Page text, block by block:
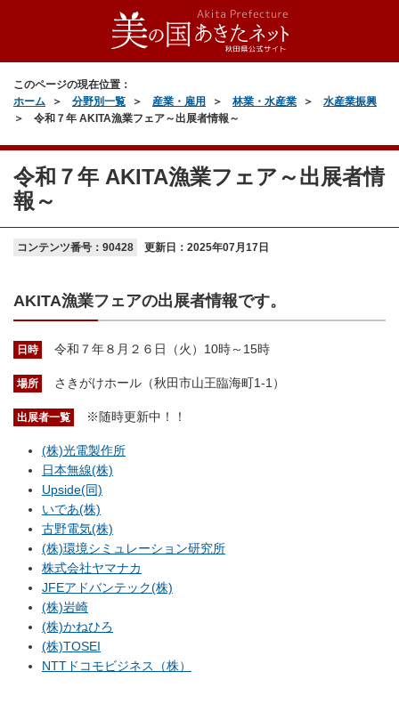
このページの現在位置：
ホーム
分野別一覧 産業・雇用 林業・水産業
水産業振興
令和７年 AKITA漁業フェア～出展者情報～
令和７年 AKITA漁業フェア～出展者情
報～
コンテンツ番号：90428 更新日： 2025年07月17日
AKITA漁業フェアの出展者情報です。
日時 令和７年８月２６日（火）10時～15時
場所 さきがけホール（秋田市山王臨海町1-1）
出展者一覧 ※随時更新中！！
(株)光電製作所
日本無線(株)
Upside(同)
いであ(株)
古野電気(株)
(株)環境シミュレーション研究所
株式会社ヤマナカ
JFEアドバンテック(株)
(株)岩崎
(株)かねひろ
(株)TOSEI
NTTドコモビジネス（株）